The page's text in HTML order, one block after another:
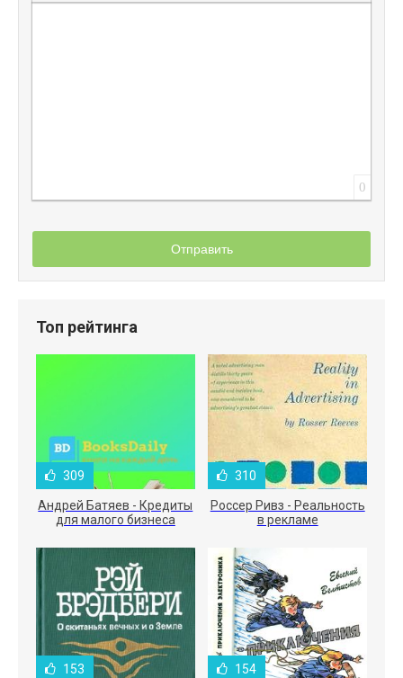
Вставить защищенную ссылку
Вставить смайлик
Вставка скрытого текста
Вставка цитаты
Вставка спойлера
0
Отправить
Топ рейтинга
309
Андрей Батяев - Кредиты
для малого бизнеса
310
Россер Ривз - Реальность
в рекламе
153 154